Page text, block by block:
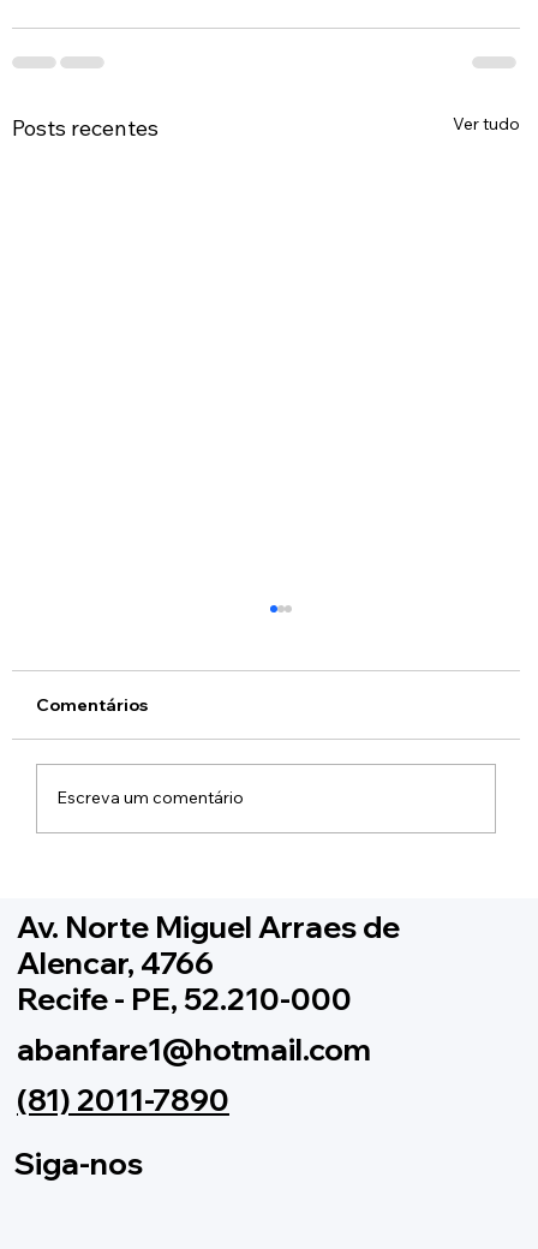
Posts recentes Ver tudo
Inscrição para Escolas 2021 -
Comentários
Escreva um comentário
Av. Norte Miguel Arraes de
Alencar, 4766
Recife - PE, 52.210-000
abanfare1@hotmail.com
(81) 2011-7890
Siga-nos